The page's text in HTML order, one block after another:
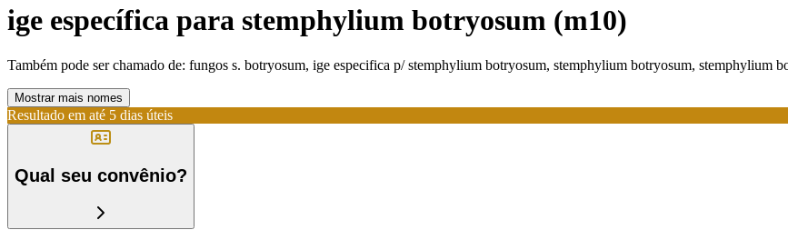
ige específica para stemphylium botryosum (m10)
Também pode ser chamado de: fungos s. botryosum, ige especifica p/ stemphylium botryosum, stemphylium botryosum, stemphylium
Mostrar mais nomes
Resultado em até 5 dias úteis
Qual seu convênio?